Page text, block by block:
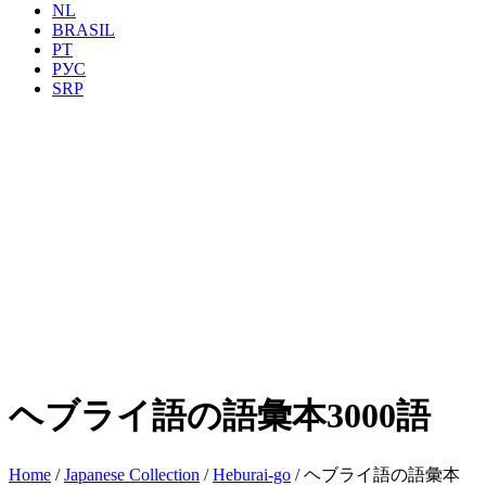
NL
BRASIL
PT
РУС
SRP
ヘブライ語の語彙本3000語
Home /Japanese Collection /Heburai-go / ヘブライ語の語彙本